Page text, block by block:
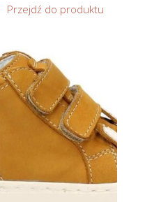
Przejdź do produktu